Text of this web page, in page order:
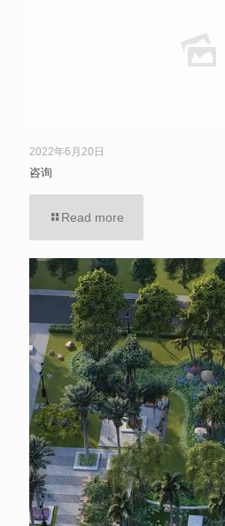
2022年6月20日
咨询
Read more